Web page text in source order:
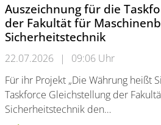
Auszeichnung für die
der Fakultät für
Sicherheitstechnik
22.07.2026 |
09:06 Uhr
Für ihr Projekt „Die Währung heißt
Taskforce Gleichstellung der
Sicherheitstechnik den…